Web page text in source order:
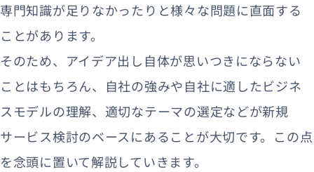
専門知識が足りなかったりと様々な問題に直面する
ことがあります。
そのため、アイデア出し自体が思いつきにならない
ことはもちろん、自社の強みや自社に適したビジネ
スモデルの理解、適切なテーマの選定などが新規
サービス検討のベースにあることが大切です。この点
を念頭に置いて解説していきます。